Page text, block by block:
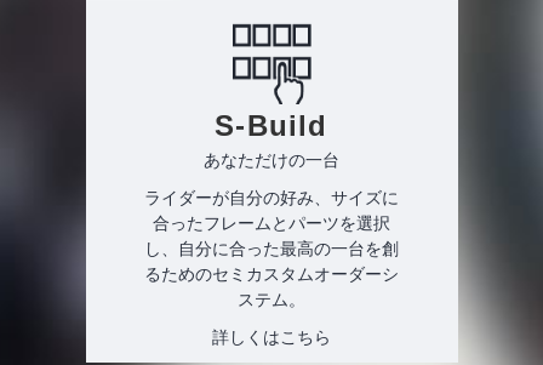
S-Build
あなただけの一台
ライダーが自分の好み、サイズに
合ったフレームとパーツを選択
し、自分に合った最高の一台を創
るためのセミカスタムオーダーシ
ステム。
詳しくはこちら